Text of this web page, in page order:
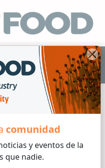
comunidad
y eventos de la
que nadie.
ES